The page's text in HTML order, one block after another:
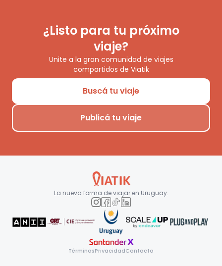
¿Listo para tu próximo
viaje?
Unite a la gran comunidad de viajes
compartidos de Viatik
Buscá tu viaje
Publicá tu viaje
La nueva forma de viajar en Uruguay.
TérminosPrivacidadContacto